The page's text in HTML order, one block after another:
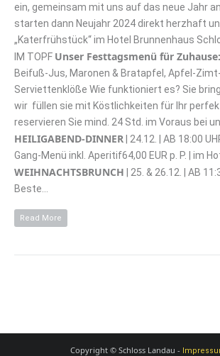
ein, gemeinsam mit uns auf das neue Jahr
starten dann Neujahr 2024 direkt herzhaft
„Katerfrühstück“ im Hotel Brunnenhaus
IM TOPF Unser Festtagsmenü für Zuhause:
Beifuß-Jus, Maronen & Bratapfel, Apfel-
Serviettenklöße Wie funktioniert es? Sie
wir füllen sie mit Köstlichkeiten für Ihr
reservieren Sie mind. 24 Std. im Voraus bei
HEILIGABEND-DINNER | 24.12. | AB 18:00
Gang-Menü inkl. Aperitif64,00 EUR p. P. | im
WEIHNACHTSBRUNCH | 25. & 26.12. | AB
Beste…
Read More
Copyright © Schloss Landau -